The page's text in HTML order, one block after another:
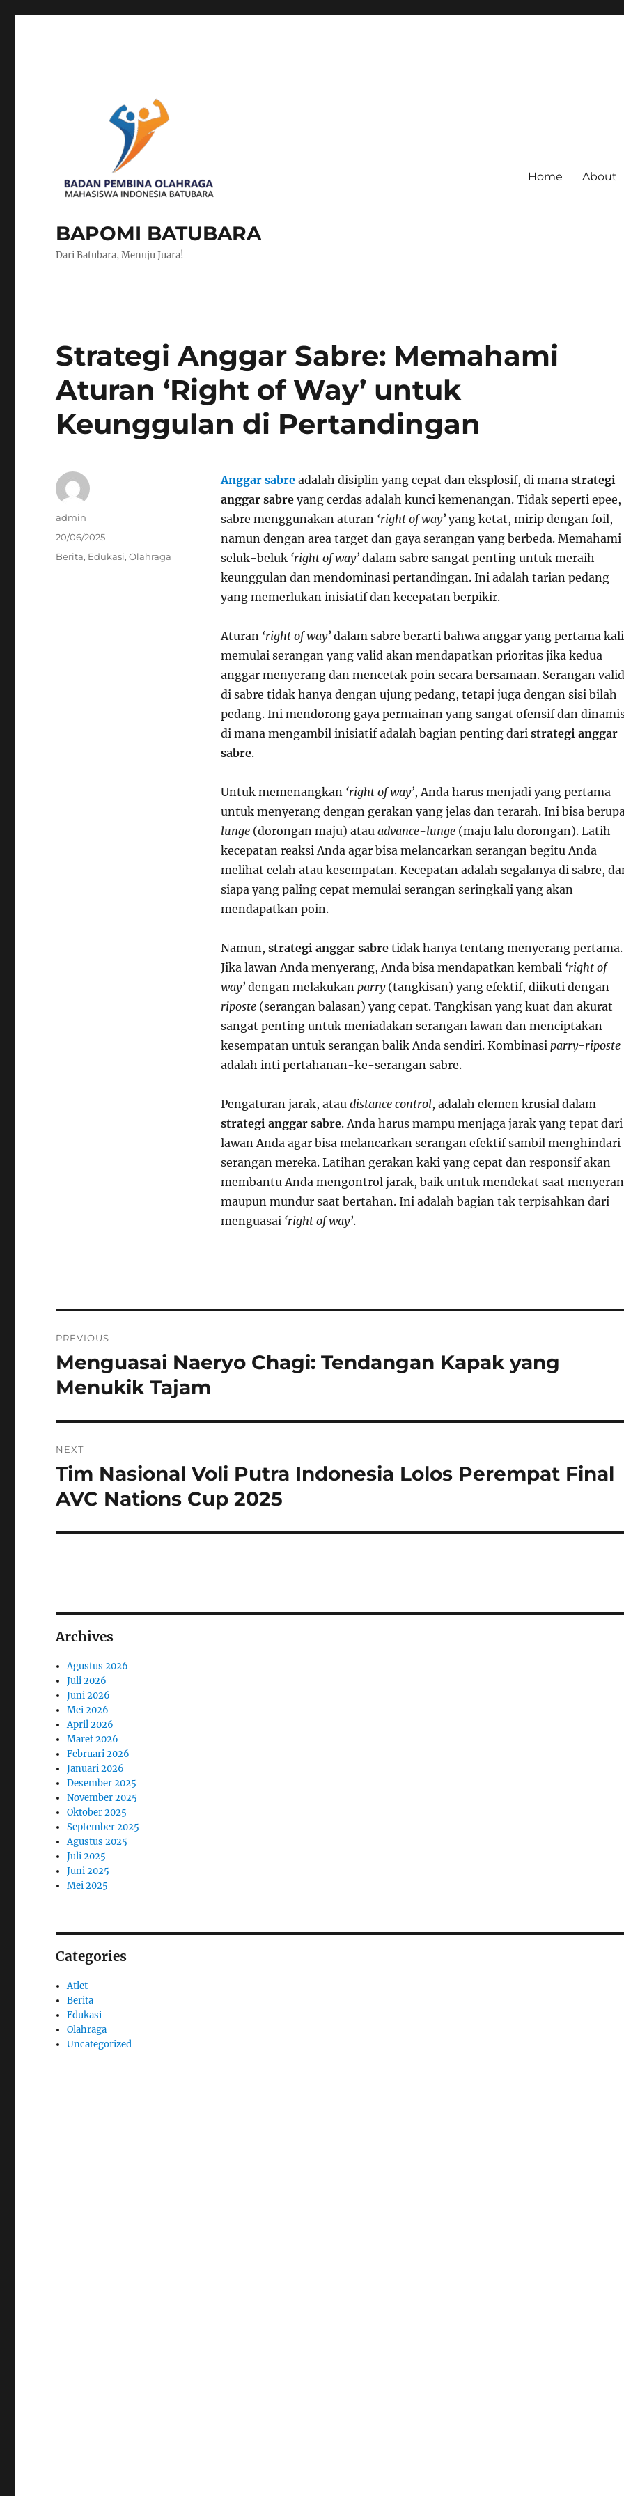
BAPOMI BATUBARA
Dari Batubara, Menuju Juara!
Home About
Strategi Anggar Sabre: Memahami
Aturan ‘Right of Way’ untuk
Keunggulan di Pertandingan
Anggar sabreadalah disiplin yang cepat dan eksplosif, di mana strategi
anggar sabreyang cerdas adalah kunci kemenangan. Tidak seperti epee,
sabre menggunakan aturan ‘right of way’yang ketat, mirip dengan foil,
namun dengan area target dan gaya serangan yang berbeda. Memahami
seluk-beluk ‘right of way’dalam sabre sangat penting untuk meraih
keunggulan dan mendominasi pertandingan. Ini adalah tarian pedang
yang memerlukan inisiatif dan kecepatan berpikir.
Aturan ‘right of way’dalam sabre berarti bahwa anggar yang pertama kali
memulai serangan yang valid akan mendapatkan prioritas jika kedua
anggar menyerang dan mencetak poin secara bersamaan. Serangan valid
di sabre tidak hanya dengan ujung pedang, tetapi juga dengan sisi bilah
pedang. Ini mendorong gaya permainan yang sangat ofensif dan
di mana mengambil inisiatif adalah bagian penting dari strategi anggar
sabre.
Untuk memenangkan ‘right of way’, Anda harus menjadi yang pertama
untuk menyerang dengan gerakan yang jelas dan terarah. Ini bisa
lunge(dorongan maju) atau advance-lunge(maju lalu dorongan). Latih
kecepatan reaksi Anda agar bisa melancarkan serangan begitu Anda
melihat celah atau kesempatan. Kecepatan adalah segalanya di sabre,
siapa yang paling cepat memulai serangan seringkali yang akan
mendapatkan poin.
Namun, strategi anggar sabretidak hanya tentang menyerang pertama.
Jika lawan Anda menyerang, Anda bisa mendapatkan kembali ‘right of
way’dengan melakukan parry(tangkisan) yang efektif, diikuti dengan
riposte(serangan balasan) yang cepat. Tangkisan yang kuat dan akurat
sangat penting untuk meniadakan serangan lawan dan menciptakan
kesempatan untuk serangan balik Anda sendiri. Kombinasi parry-riposte
adalah inti pertahanan-ke-serangan sabre.
Pengaturan jarak, atau distance control, adalah elemen krusial dalam
strategi anggar sabre. Anda harus mampu menjaga jarak yang tepat dari
lawan Anda agar bisa melancarkan serangan efektif sambil menghindari
serangan mereka. Latihan gerakan kaki yang cepat dan responsif akan
membantu Anda mengontrol jarak, baik untuk mendekat saat
maupun mundur saat bertahan. Ini adalah bagian tak terpisahkan dari
menguasai ‘right of way’.
Author
admin
Posted
20/06/2025
Categories
Berita, Edukasi,Olahraga
pos
PREVIOUS
Previous
post:
Menguasai Naeryo Chagi: Tendangan Kapak yang
Menukik Tajam
NEXT
Next
post:
Tim Nasional Voli Putra Indonesia Lolos Perempat Final
AVC Nations Cup 2025
Archives
Agustus 2026
Juli 2026
Juni 2026
Mei 2026
April 2026
Maret 2026
Februari 2026
Januari 2026
Desember 2025
November 2025
Oktober 2025
September 2025
Agustus 2025
Juli 2025
Juni 2025
Mei 2025
Categories
Atlet
Berita
Edukasi
Olahraga
Uncategorized